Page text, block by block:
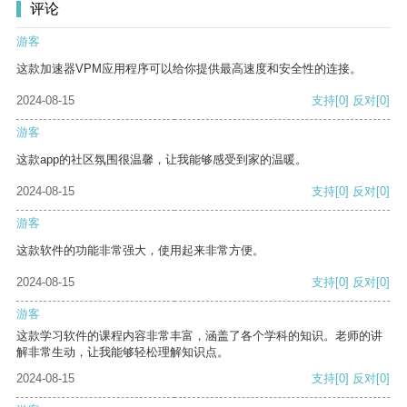
评论
游客
这款加速器VPM应用程序可以给你提供最高速度和安全性的连接。
2024-08-15 支持[0] 反对[0]
游客
这款app的社区氛围很温馨，让我能够感受到家的温暖。
2024-08-15 支持[0] 反对[0]
游客
这款软件的功能非常强大，使用起来非常方便。
2024-08-15 支持[0] 反对[0]
游客
这款学习软件的课程内容非常丰富，涵盖了各个学科的知识。老师的讲
解非常生动，让我能够轻松理解知识点。
2024-08-15
支持[0] 反对[0]